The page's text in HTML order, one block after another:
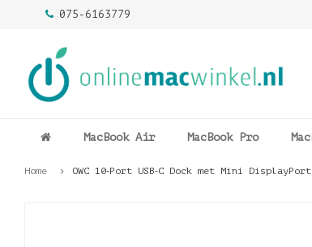
075-6163779
MacBook Air MacBook Pro
Home OWC 10‑Port USB‑C Dock met Mini